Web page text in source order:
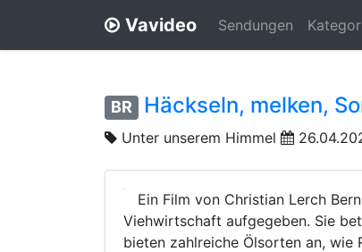
Vavideo Sendungen
BR Häckseln, melken,
Unter unserem Himmel
Ein Film von Christian Lerch
Viehwirtschaft aufgegeben. Sie
bieten zahlreiche Ölsorten an, wie